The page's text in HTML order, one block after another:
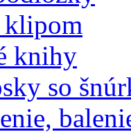
klipom
knihy
so